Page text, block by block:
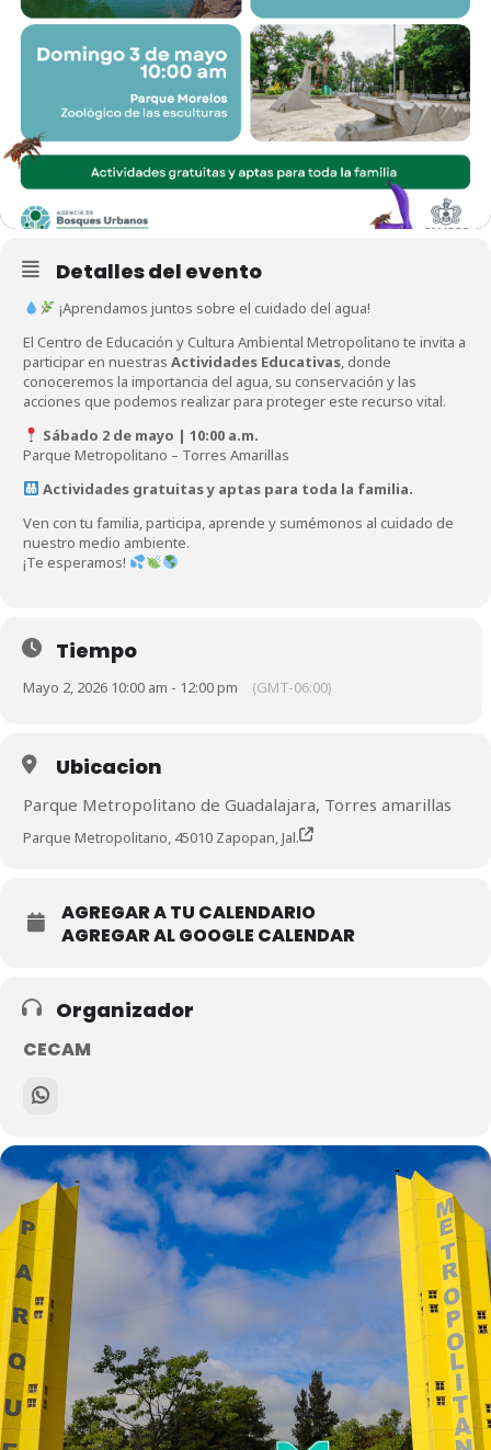
Detalles del evento
¡Aprendamos juntos sobre el cuidado del agua!
El Centro de Educación y Cultura Ambiental Metropolitano te invita a
participar en nuestras Actividades Educativas, donde
conoceremos la importancia del agua, su conservación y las
acciones que podemos realizar para proteger este recurso vital.
Sábado 2 de mayo | 10:00 a.m.
Parque Metropolitano – Torres Amarillas
Actividades gratuitas y aptas para toda la familia.
Ven con tu familia, participa, aprende y sumémonos al cuidado de
nuestro medio ambiente.
¡Te esperamos!
Tiempo
Mayo 2, 2026 10:00 am - 12:00 pm (GMT-06:00)
Ubicacion
Parque Metropolitano de Guadalajara, Torres amarillas
Parque Metropolitano, 45010 Zapopan, Jal.
AGREGAR A TU CALENDARIO
AGREGAR AL GOOGLE CALENDAR
Organizador
CECAM